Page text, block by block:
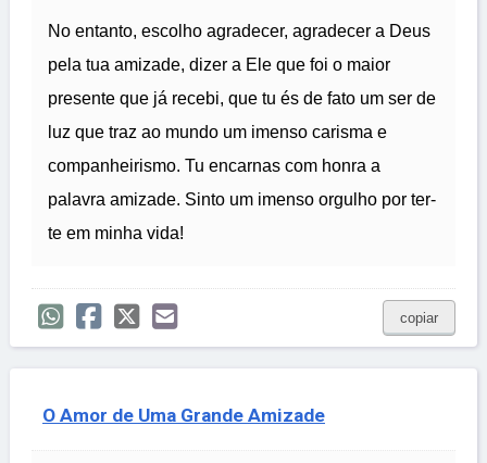
No entanto, escolho agradecer, agradecer a Deus
pela tua amizade, dizer a Ele que foi o maior
presente que já recebi, que tu és de fato um ser de
luz que traz ao mundo um imenso carisma e
companheirismo. Tu encarnas com honra a
palavra amizade. Sinto um imenso orgulho por ter-
te em minha vida!
copiar
O Amor de Uma Grande Amizade